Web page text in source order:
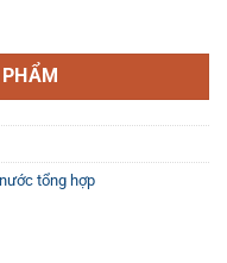
tổng hợp